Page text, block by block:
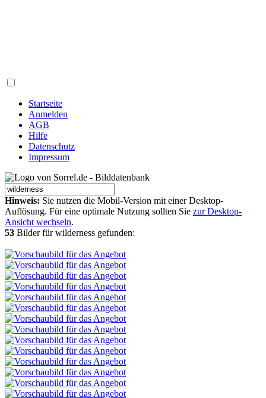
Startseite
Anmelden
AGB
Hilfe
Datenschutz
Impressum
Hinweis: Sie nutzen die Mobil-Version mit einer Desktop-
Auflösung. Für eine optimale Nutzung sollten Sie zur Desktop-
Ansicht wechseln.
53 Bilder für wilderness gefunden: